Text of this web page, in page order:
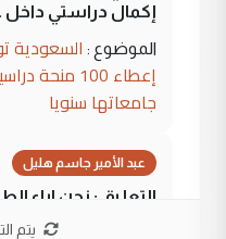
إكمال دراستي داخل
الموضوع : السعودية
إعطاء 100
جامعاتها سنويا
عبد الأمير جاسم هليل
التعليق : نحن اباء
نتشرف بلقاء السيد
يتم